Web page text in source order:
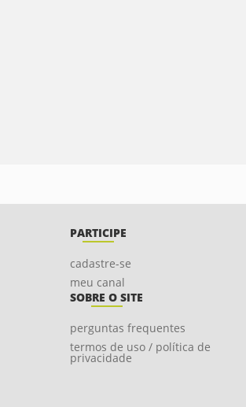
PARTICIPE
cadastre-se
meu canal
SOBRE O SITE
perguntas frequentes
termos de uso / política de
privacidade